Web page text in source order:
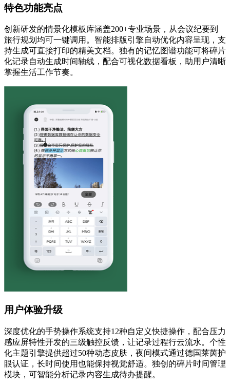
特色功能亮点
创新研发的情景化模板库涵盖200+专业场景，从会议纪要到
旅行规划均可一键调用。智能排版引擎自动优化内容呈现，支
持生成可直接打印的精美文档。独有的记忆图谱功能可将碎片
化记录自动生成时间轴线，配合可视化数据看板，助用户清晰
掌握生活工作节奏。
用户体验升级
深度优化的手势操作系统支持12种自定义快捷操作，配合压力
感应屏特性开发的三级触控反馈，让记录过程行云流水。个性
化主题引擎提供超过50种动态皮肤，夜间模式通过德国莱茵护
眼认证，长时间使用也能保持视觉舒适。独创的碎片时间管理
模块，可智能分析记录内容生成待办提醒。